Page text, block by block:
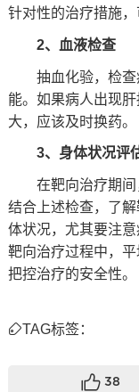
针对性的治疗措施，
2、血液检查
抽血化验，检查
能。如果病人出现
大，应该及时换药。
3、身体状况评
在靶向治疗期间
结合上述检查，了
体状况，尤其要注
靶向治疗过程中，
把控治疗的安全性。
TAG标签：
38